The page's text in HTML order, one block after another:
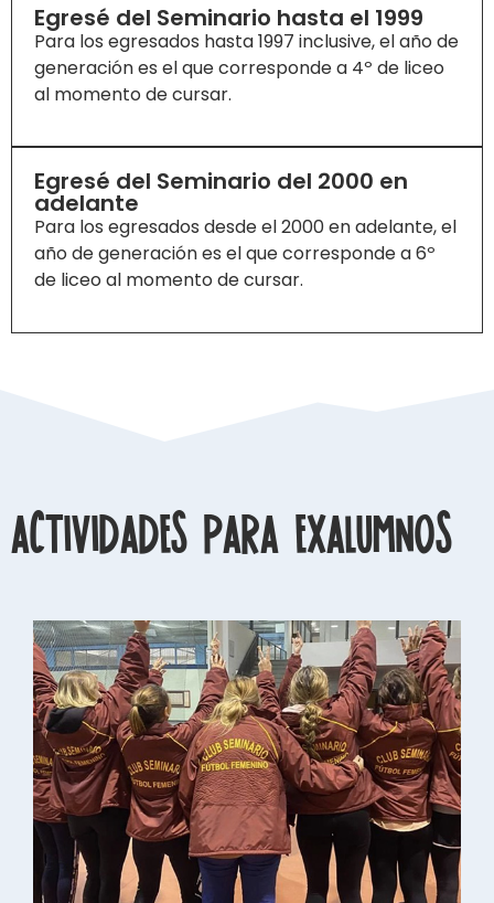
Egresé del Seminario hasta el 1999
Para los egresados hasta 1997 inclusive, el año de
generación es el que corresponde a 4º de liceo
al momento de cursar.
Egresé del Seminario del 2000 en
adelante
Para los egresados desde el 2000 en adelante, el
año de generación es el que corresponde a 6º
de liceo al momento de cursar.
Actividades para exalumnos